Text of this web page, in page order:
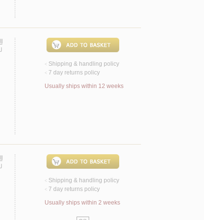
< Shipping & handling policy
< 7 day returns policy
Usually ships within 12 weeks
< Shipping & handling policy
< 7 day returns policy
Usually ships within 2 weeks